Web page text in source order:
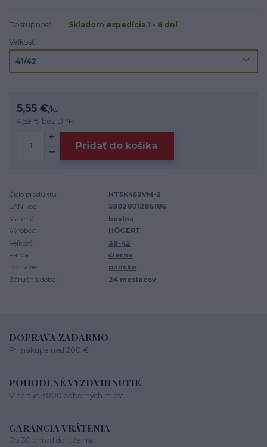
Dostupnosť
Skladom expedícia 1 - 8 dní
Veľkosť
5,55 €/ks
4,59 € bez DPH
Pridať do košíka
Číslo produktu:
HT5K452VM-2
EAN kód:
5902801286186
Materiál:
bavlna
Výrobca:
HÖGERT
Veľkosť:
39-42
Farba:
čierna
Pohlavie:
pánske
Záručná doba:
24 mesiacov
DOPRAVA ZADARMO
Pri nákupe nad 200 €
POHODLNÉ VYZDVIHNUTIE
Viac ako 3000 odberných miest
GARANCIA VRÁTENIA
Do 30 dní od doručenia